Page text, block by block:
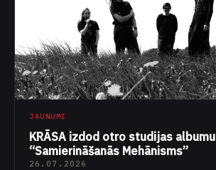
JAUNUMI
KRĀSA izdod otro studijas albumu
“Samierināšanās Mehānisms”
26.07.2026